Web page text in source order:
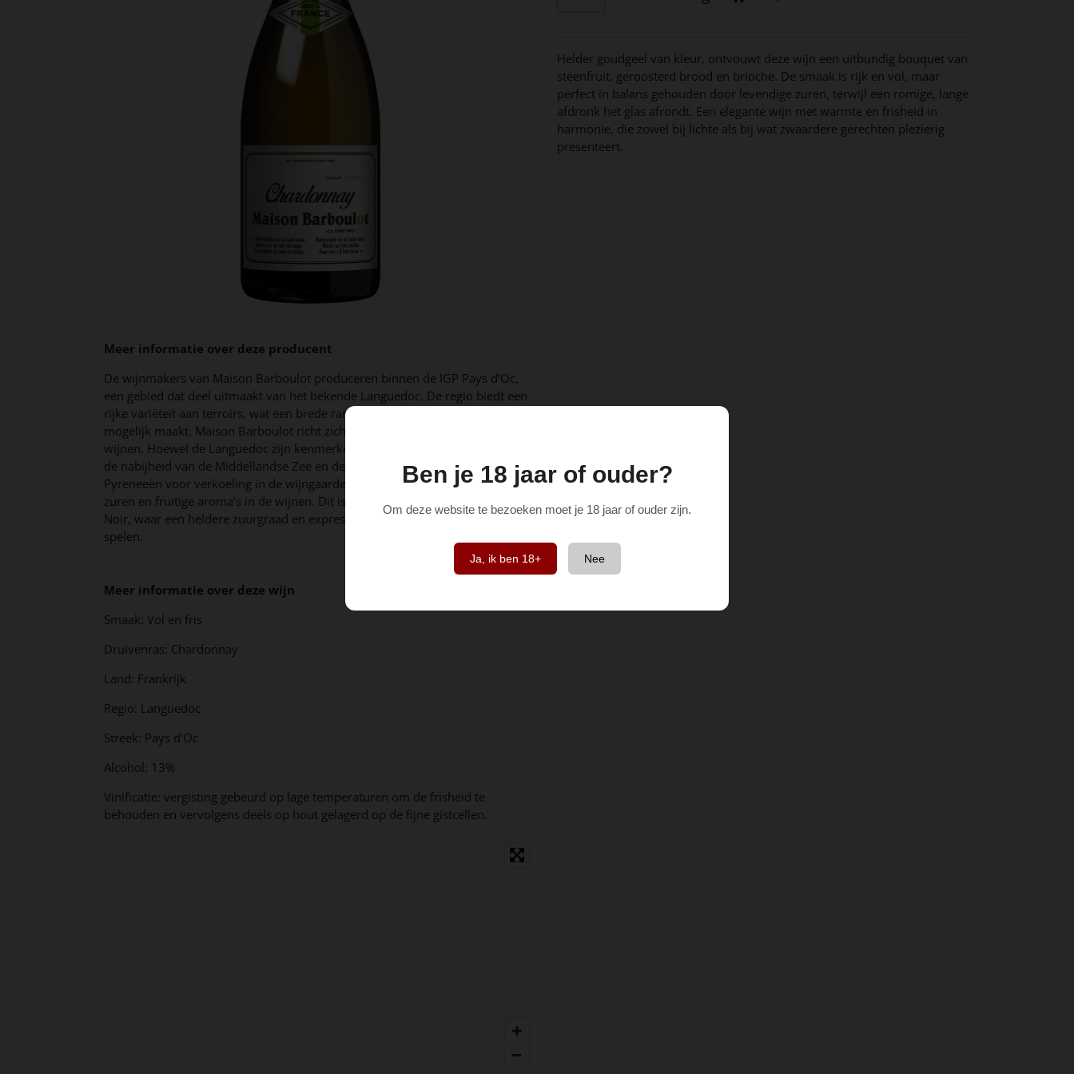
Ben je 18 jaar of ouder?
Om deze website te bezoeken moet je 18 jaar of ouder zijn.
Ja, ik ben 18+ Nee
Helder goudgeel van kleur, ontvouwt deze wijn een uitbundig bouquet van
steenfruit, geroosterd brood en brioche. De smaak is rijk en vol, maar
perfect in balans gehouden door levendige zuren, terwijl een romige, lange
afdronk het glas afrondt. Een elegante wijn met warmte en frisheid in
harmonie, die zowel bij lichte als bij wat zwaardere gerechten plezierig
presenteert.
Meer informatie over deze producent
De wijnmakers van Maison Barboulot produceren binnen de IGP Pays d’Oc,
een gebied dat deel uitmaakt van het bekende Languedoc. De regio biedt een
rijke variëteit aan terroirs, wat een brede range aan druiven en wijnstijlen
mogelijk maakt. Maison Barboulot richt zich op jonge, fruitige en toegankelijke
wijnen. Hoewel de Languedoc zijn kenmerken heeft met hete zomers, zorgen
de nabijheid van de Middellandse Zee en de zuidelijke ligging nabij de
Pyreneeën voor verkoeling in de wijngaarden. Dit waarborgt behoud van frisse
zuren en fruitige aroma’s in de wijnen. Dit is met name van belang voor Pinot
Noir, waar een heldere zuurgraad en expressieve fruitnoot een cruciale rol
spelen.
Meer informatie over deze wijn
Smaak: Vol en fris
Druivenras: Chardonnay
Land: Frankrijk
Regio: Languedoc
Streek: Pays d'Oc
Alcohol: 13%
Vinificatie: vergisting gebeurd op lage temperaturen om de frisheid te
behouden en vervolgens deels op hout gelagerd op de fijne gistcellen.